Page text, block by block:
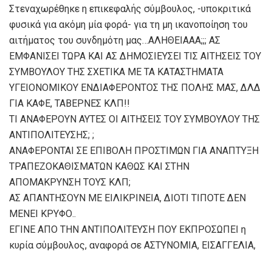
Στεναχωρέθηκε η επικεφαλής σύμβουλος, -υποκριτικά
φυσικά για ακόμη μία φορά- για τη μη ικανοποίηση του
αιτήματος του συνδημότη μας…ΑΛΗΘΕΙΑΑΑ;;; ΑΣ
ΕΜΦΑΝΙΣΕΙ ΤΩΡΑ ΚΑΙ ΑΣ ΔΗΜΟΣΙΕΥΣΕΙ ΤΙΣ ΑΙΤΗΣΕΙΣ ΤΟΥ
ΣΥΜΒΟΥΛΟΥ ΤΗΣ ΣΧΕΤΙΚΑ ΜΕ ΤΑ ΚΑΤΑΣΤΗΜΑΤΑ
ΥΓΕΙΟΝΟΜΙΚΟΥ ΕΝΔΙΑΦΕΡΟΝΤΟΣ ΤΗΣ ΠΟΛΗΣ ΜΑΣ, ΔΛΔ
ΓΙΑ ΚΑΦΕ, ΤΑΒΕΡΝΕΣ ΚΛΠ!!
ΤΙ ΑΝΑΦΕΡΟΥΝ ΑΥΤΕΣ ΟΙ ΑΙΤΗΣΕΙΣ ΤΟΥ ΣΥΜΒΟΥΛΟΥ ΤΗΣ
ΑΝΤΙΠΟΛΙΤΕΥΣΗΣ; ;
ΑΝΑΦΕΡΟΝΤΑΙ ΣΕ ΕΠΙΒΟΛΗ ΠΡΟΣΤΙΜΩΝ ΓΙΑ ΑΝΑΠΤΥΞΗ
ΤΡΑΠΕΖΟΚΑΘΙΣΜΑΤΩΝ ΚΑΘΩΣ ΚΑΙ ΣΤΗΝ
ΑΠΟΜΑΚΡΥΝΣΗ ΤΟΥΣ ΚΛΠ;
ΑΣ ΑΠΑΝΤΗΣΟΥΝ ΜΕ ΕΙΛΙΚΡΙΝΕΙΑ, ΔΙΟΤΙ ΤΙΠΟΤΕ ΔΕΝ
ΜΕΝΕΙ ΚΡΥΦΟ..
ΕΓΙΝΕ ΑΠΟ ΤΗΝ ΑΝΤΙΠΟΛΙΤΕΥΣΗ ΠΟΥ ΕΚΠΡΟΣΩΠΕΙ η
κυρία σύμβουλος, αναφορά σε ΑΣΤΥΝΟΜΙΑ, ΕΙΣΑΓΓΕΛΙΑ,